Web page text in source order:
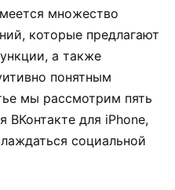
множество
которые предлагают
а также
понятным
мы рассмотрим пять
ВКонтакте для iPhone,
социальной